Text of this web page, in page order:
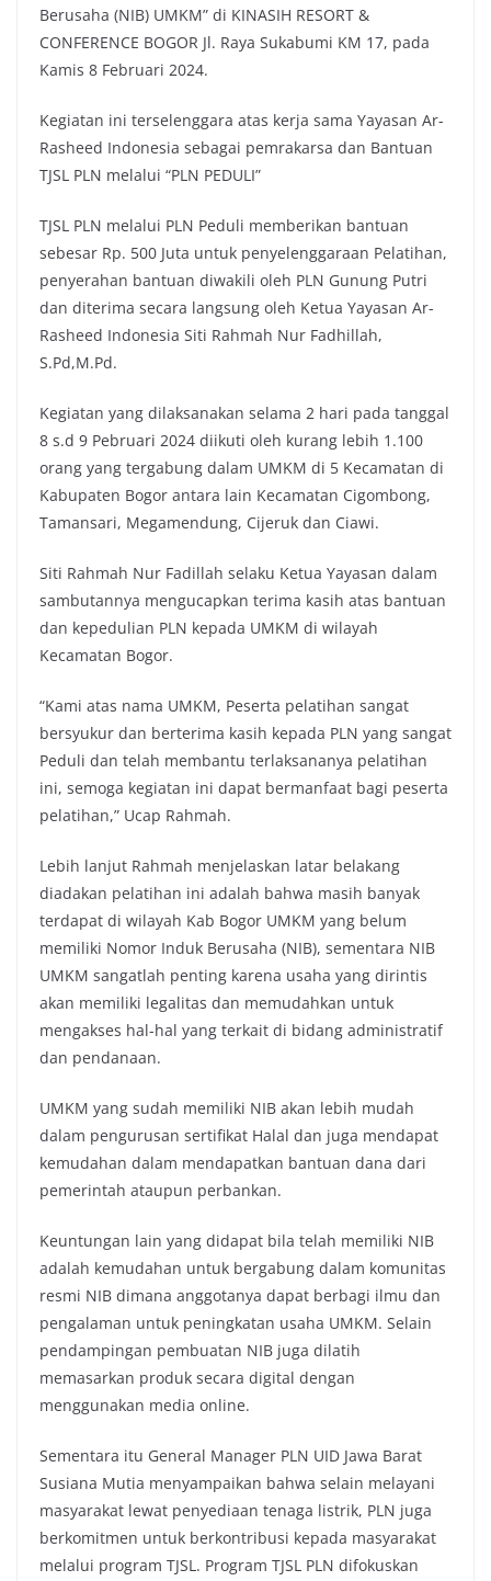
Berusaha (NIB) UMKM” di KINASIH RESORT &
CONFERENCE BOGOR Jl. Raya Sukabumi KM 17, pada
Kamis 8 Februari 2024.
Kegiatan ini terselenggara atas kerja sama Yayasan Ar-
Rasheed Indonesia sebagai pemrakarsa dan Bantuan
TJSL PLN melalui “PLN PEDULI”
TJSL PLN melalui PLN Peduli memberikan bantuan
sebesar Rp. 500 Juta untuk penyelenggaraan Pelatihan,
penyerahan bantuan diwakili oleh PLN Gunung Putri
dan diterima secara langsung oleh Ketua Yayasan Ar-
Rasheed Indonesia Siti Rahmah Nur Fadhillah,
S.Pd,M.Pd.
Kegiatan yang dilaksanakan selama 2 hari pada tanggal
8 s.d 9 Pebruari 2024 diikuti oleh kurang lebih 1.100
orang yang tergabung dalam UMKM di 5 Kecamatan di
Kabupaten Bogor antara lain Kecamatan Cigombong,
Tamansari, Megamendung, Cijeruk dan Ciawi.
Siti Rahmah Nur Fadillah selaku Ketua Yayasan dalam
sambutannya mengucapkan terima kasih atas bantuan
dan kepedulian PLN kepada UMKM di wilayah
Kecamatan Bogor.
“Kami atas nama UMKM, Peserta pelatihan sangat
bersyukur dan berterima kasih kepada PLN yang sangat
Peduli dan telah membantu terlaksananya pelatihan
ini, semoga kegiatan ini dapat bermanfaat bagi peserta
pelatihan,” Ucap Rahmah.
Lebih lanjut Rahmah menjelaskan latar belakang
diadakan pelatihan ini adalah bahwa masih banyak
terdapat di wilayah Kab Bogor UMKM yang belum
memiliki Nomor Induk Berusaha (NIB), sementara NIB
UMKM sangatlah penting karena usaha yang dirintis
akan memiliki legalitas dan memudahkan untuk
mengakses hal-hal yang terkait di bidang administratif
dan pendanaan.
UMKM yang sudah memiliki NIB akan lebih mudah
dalam pengurusan sertifikat Halal dan juga mendapat
kemudahan dalam mendapatkan bantuan dana dari
pemerintah ataupun perbankan.
Keuntungan lain yang didapat bila telah memiliki NIB
adalah kemudahan untuk bergabung dalam komunitas
resmi NIB dimana anggotanya dapat berbagi ilmu dan
pengalaman untuk peningkatan usaha UMKM. Selain
pendampingan pembuatan NIB juga dilatih
memasarkan produk secara digital dengan
menggunakan media online.
Sementara itu General Manager PLN UID Jawa Barat
Susiana Mutia menyampaikan bahwa selain melayani
masyarakat lewat penyediaan tenaga listrik, PLN juga
berkomitmen untuk berkontribusi kepada masyarakat
melalui program TJSL. Program TJSL PLN difokuskan